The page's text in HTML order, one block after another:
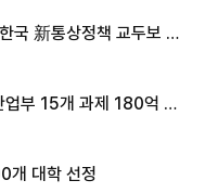
국 新통상정책 교두보 활
부 15개 과제 180억 지
개 대학 선정